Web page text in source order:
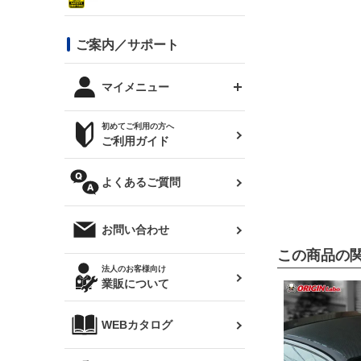
スタイリッシュライン
ボンネット
カナード
外装・補修パーツ
オリジンアーム(足回り)
レンズ
マフラー
リアウイング
リアゲート
メンテナンスパーツ
DTM:exclusive
まつど家 鉄八
JZX110 マークⅡ
ハイエース
レビン
トレノ
マークX
クラウン
クラウンマジェスタ
シルビア S14 前期
シルビア S15
180SX
ワンビア
RX-7
スバル
BRZ
レクサス
三菱
デリカ D:5
軽自動車
汎用
コンバットアイ用ライト
オプションタイヤ
サマータイヤ
ジムニー用タイヤ
ハイエース・バン用タイ
ホイールナット
ステッカー
トップス(半袖)
トップス(長袖)
パーカー
オーバーオール(つなぎ)
タオル
帽子
ご案内／サポート
マイメニュー
ログインする
お気に入りリスト
クーポンを見る
閲覧履歴
ニュースレターお申し込み
初めてご利用の方へ
ご利用ガイド
よくあるご質問
お問い合わせ
法人のお客様向け
業販について
WEBカタログ
この商品の